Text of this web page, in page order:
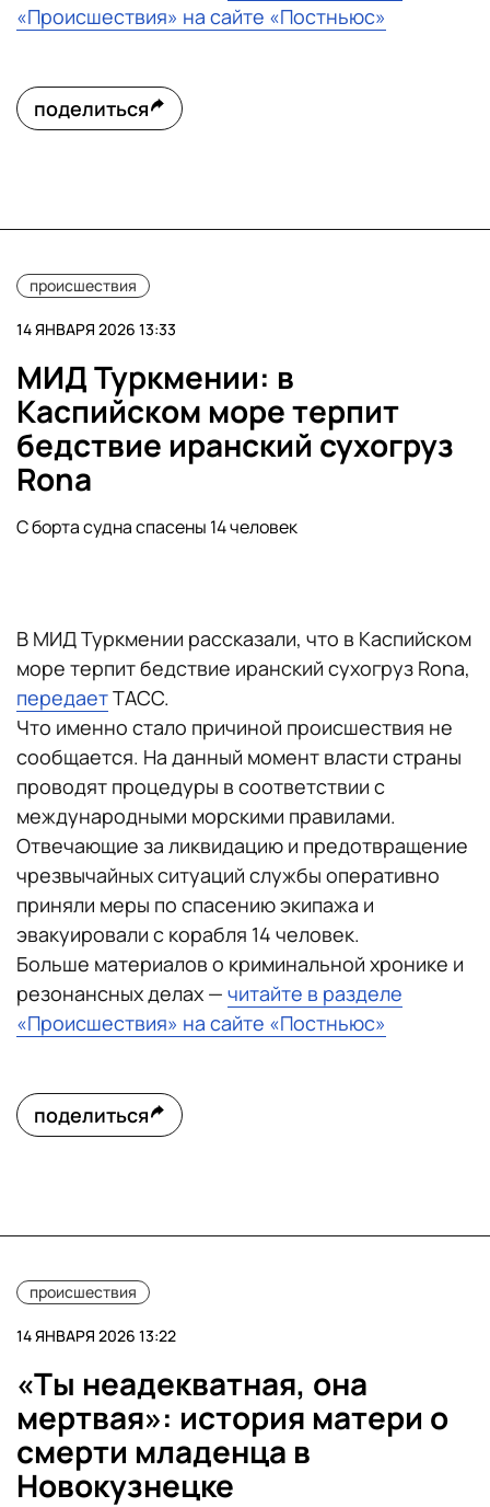
«Происшествия» на сайте «Постньюс»
поделиться
происшествия
14 ЯНВАРЯ 2026 13:33
МИД Туркмении: в
Каспийском море терпит
бедствие иранский сухогруз
Rona
С борта судна спасены 14 человек
В МИД Туркмении рассказали, что в Каспийском
море терпит бедствие иранский сухогруз Rona,
передаетТАСС.
Что именно стало причиной происшествия не
сообщается. На данный момент власти страны
проводят процедуры в соответствии с
международными морскими правилами.
Отвечающие за ликвидацию и предотвращение
чрезвычайных ситуаций службы оперативно
приняли меры по спасению экипажа и
эвакуировали с корабля 14 человек.
Больше материалов о криминальной хронике и
резонансных делах — читайте в разделе
«Происшествия» на сайте «Постньюс»
поделиться
происшествия
14 ЯНВАРЯ 2026 13:22
«Ты неадекватная, она
мертвая»: история матери о
смерти младенца в
Новокузнецке